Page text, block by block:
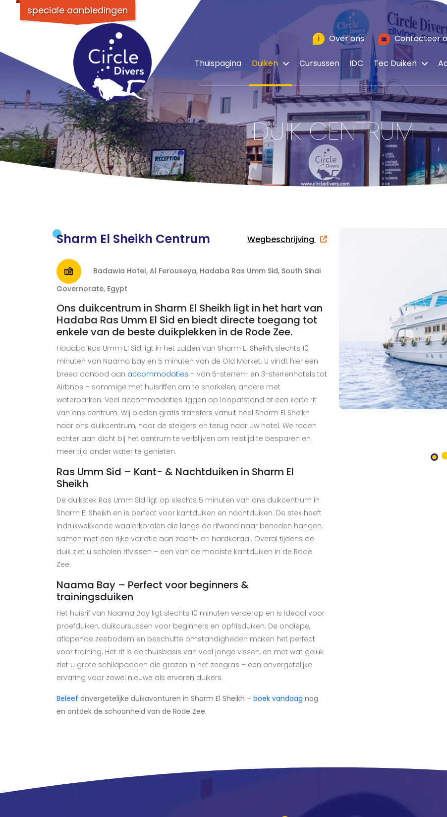
i Over ons Contacteer
Thuispagina Duiken Cursussen IDC Tec Duiken
DUIK CENTRUM
Sharm El Sheikh Centrum Wegbeschrijving
Badawia Hotel, Al Ferouseya, Hadaba Ras Umm Sid, South Sinai
Governorate, Egypt
Ons duikcentrum in Sharm El Sheikh ligt in het hart van
Hadaba Ras Umm El Sid en biedt directe toegang tot
enkele van de beste duikplekken in de Rode Zee.
Hadaba Ras Umm El Sid ligt in het zuiden van Sharm El Sheikh, slechts 10
minuten van Naama Bay en 5 minuten van de Old Market. U vindt hier een
breed aanbod aan accommodaties – van 5-sterren- en 3-sterrenhotels tot
Airbnbs – sommige met huisriffen om te snorkelen, andere met
waterparken. Veel accommodaties liggen op loopafstand of een korte rit
van ons centrum. Wij bieden gratis transfers vanuit heel Sharm El Sheikh
naar ons duikcentrum, naar de steigers en terug naar uw hotel. We raden
echter aan dicht bij het centrum te verblijven om reistijd te besparen en
meer tijd onder water te genieten.
Ras Umm Sid – Kant- & Nachtduiken in Sharm El
Sheikh
De duikstek Ras Umm Sid ligt op slechts 5 minuten van ons duikcentrum in
Sharm El Sheikh en is perfect voor kantduiken en nachtduiken. De stek heeft
indrukwekkende waaierkoralen die langs de rifwand naar beneden hangen,
samen met een rijke variatie aan zacht- en hardkoraal. Overal tijdens de
duik ziet u scholen rifvissen – een van de mooiste kantduiken in de Rode
Zee.
Naama Bay – Perfect voor beginners &
trainingsduiken
Het huisrif van Naama Bay ligt slechts 10 minuten verderop en is ideaal voor
proefduiken, duikcursussen voor beginners en opfrisduiken. De ondiepe,
aflopende zeebodem en beschutte omstandigheden maken het perfect
voor training. Het rif is de thuisbasis van veel jonge vissen, en met wat geluk
ziet u grote schildpadden die grazen in het zeegras – een onvergetelijke
ervaring voor zowel nieuwe als ervaren duikers.
Beleef onvergetelijke duikavonturen in Sharm El Sheikh – boek vandaag nog
en ontdek de schoonheid van de Rode Zee.
speciale aanbiedingen